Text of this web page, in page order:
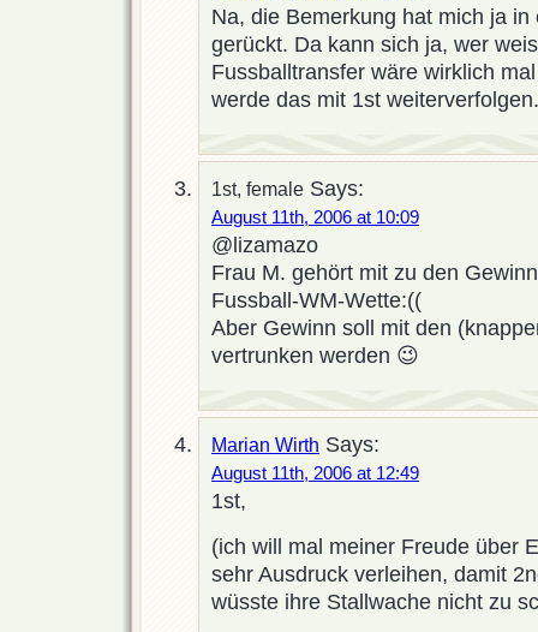
Na, die Bemerkung hat mich ja in
gerückt. Da kann sich ja, wer
Fussballtransfer wäre wirklich
werde das mit 1st weiterverfolgen.
1st, female Says:
August 11th, 2006 at 10:09
@lizamazo
Frau M. gehört mit zu den
Fussball-WM-Wette:((
Aber Gewinn soll mit den
vertrunken werden 😉
Marian Wirth Says:
August 11th, 2006 at 12:49
1st,
(ich will mal meiner Freude über
sehr Ausdruck verleihen, damit
wüsste ihre Stallwache nicht zu